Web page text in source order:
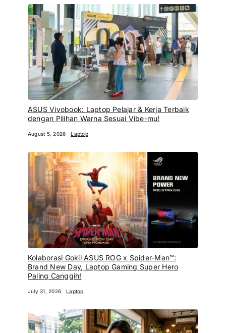
ASUS Vivobook: Laptop Pelajar & Kerja Terbaik
dengan Pilihan Warna Sesuai Vibe-mu!
August 5, 2026 Laptop
Kolaborasi Gokil ASUS ROG x Spider-Man™:
Brand New Day, Laptop Gaming Super Hero
Paling Canggih!
July 31, 2026 Laptop